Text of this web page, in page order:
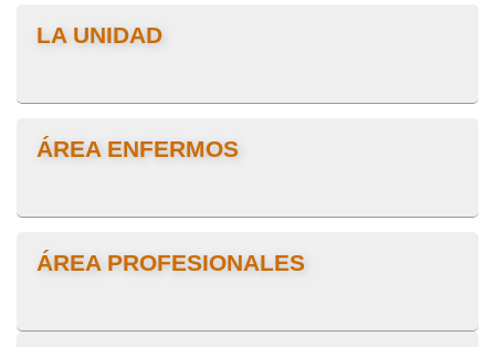
LA UNIDAD
ÁREA ENFERMOS
ÁREA PROFESIONALES